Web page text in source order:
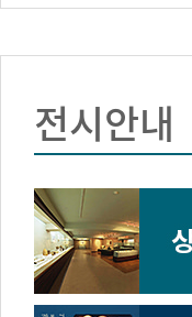
전시안내